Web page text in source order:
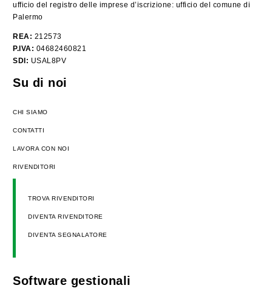
ufficio del registro delle imprese d’iscrizione: ufficio del comune di
Palermo
REA: 212573
P.IVA: 04682460821
SDI: USAL8PV
Su di noi
CHI SIAMO
CONTATTI
LAVORA CON NOI
RIVENDITORI
TROVA RIVENDITORI
DIVENTA RIVENDITORE
DIVENTA SEGNALATORE
Software gestionali